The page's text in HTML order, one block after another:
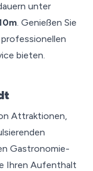
unter
. Genießen Sie
bieten.
Attraktionen,
Gastronomie-
Ihren Aufenthalt